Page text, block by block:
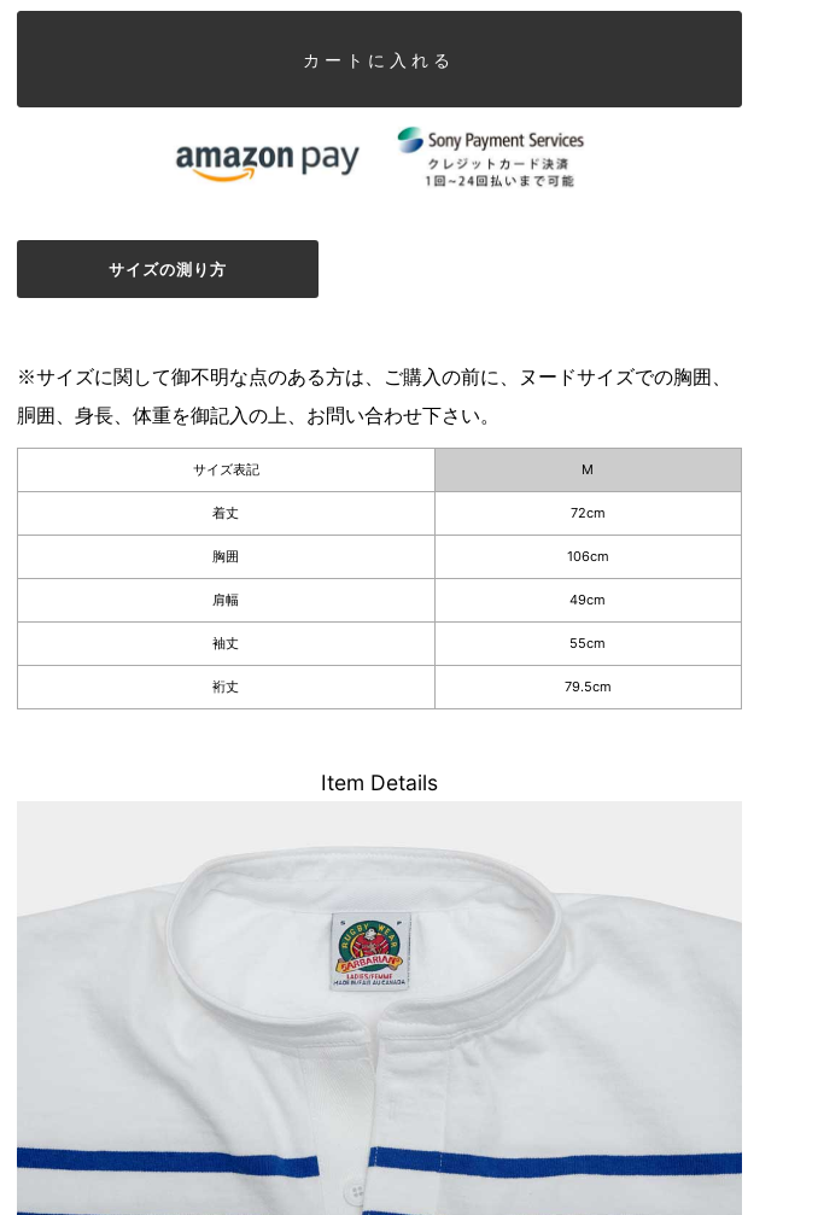
カートに入れる
サイズの測り方
※サイズに関して御不明な点のある方は、ご購入の前に、ヌードサイズでの胸囲、
胴囲、身長、体重を御記入の上、お問い合わせ下さい。
サイズ表記 M
着丈 72cm
胸囲 106cm
肩幅 49cm
袖丈 55cm
裄丈 79.5cm
Item Details